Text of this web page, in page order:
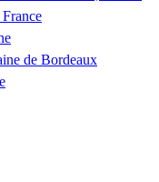
de Bordeaux